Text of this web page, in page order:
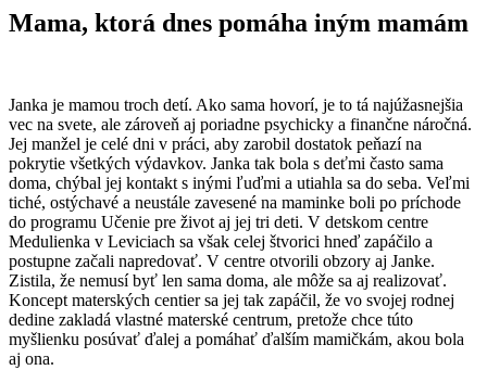
Mama, ktorá dnes pomáha iným mamám
Janka je mamou troch detí. Ako sama hovorí, je to tá najúžasnejšia
vec na svete, ale zároveň aj poriadne psychicky a finančne náročná.
Jej manžel je celé dni v práci, aby zarobil dostatok peňazí na
pokrytie všetkých výdavkov. Janka tak bola s deťmi často sama
doma, chýbal jej kontakt s inými ľuďmi a utiahla sa do seba. Veľmi
tiché, ostýchavé a neustále zavesené na maminke boli po príchode
do programu Učenie pre život aj jej tri deti. V detskom centre
Medulienka v Leviciach sa však celej štvorici hneď zapáčilo a
postupne začali napredovať. V centre otvorili obzory aj Janke.
Zistila, že nemusí byť len sama doma, ale môže sa aj realizovať.
Koncept materských centier sa jej tak zapáčil, že vo svojej rodnej
dedine zakladá vlastné materské centrum, pretože chce túto
myšlienku posúvať ďalej a pomáhať ďalším mamičkám, akou bola
aj ona.